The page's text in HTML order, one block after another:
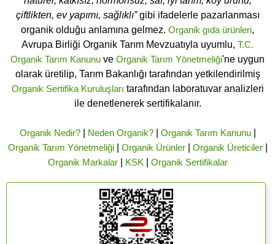
çiftlikten, ev yapımı, sağlıklı”gibi ifadelerle pazarlanması
organik olduğu anlamına gelmez. Organik gıda ürünleri,
Avrupa Birliği Organik Tarım Mevzuatıyla uyumlu, T.C.
Organik Tarım Kanunu ve Organik Tarım Yönetmeliği'ne uygun
olarak üretilip, Tarım Bakanlığı tarafından yetkilendirilmiş
Organik Sertifika Kuruluşları tarafından laboratuvar analizleri
ile denetlenerek sertifikalanır.
Organik Nedir?| Neden Organik?| Organik Tarım Kanunu|
Organik Tarım Yönetmeliği| Organik Ürünler| Organik Üreticiler|
Organik Markalar| KSK Organik Sertifikalar